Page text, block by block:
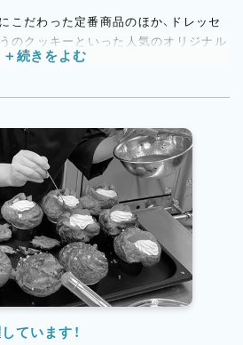
こだわった定番商品のほか、ドレッセ
うのクッキーといった人気のオリジナル
子の開発を予定しています。
ています！